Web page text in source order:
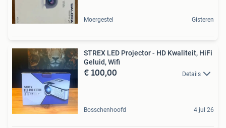
Moergestel Gisteren
STREX LED Projector - HD Kwaliteit, HiFi
Geluid, Wifi
€ 100,00 Details
Bosschenhoofd 4 jul 26